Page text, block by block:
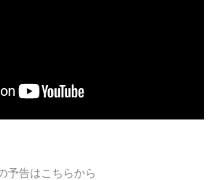
予告はこちらから